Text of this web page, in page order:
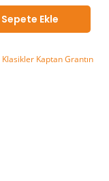
Sepete Ekle